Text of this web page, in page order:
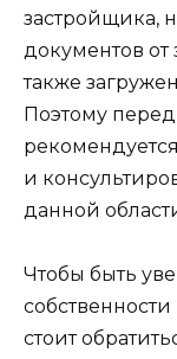
застройщика,
документов от
также
Поэтому
и
данной
Чтобы быть
стоит